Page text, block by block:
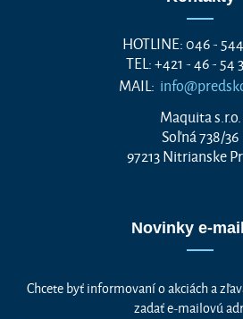
HOTLINE: 046 -
TEL: +421 - 46 - 54
MAIL:
Maquita s.r.o.
Soľná 738/36
97213 Nitrianske
Novinky e-
Chcete byť informovaní o akciách a
zadať e-mailovú